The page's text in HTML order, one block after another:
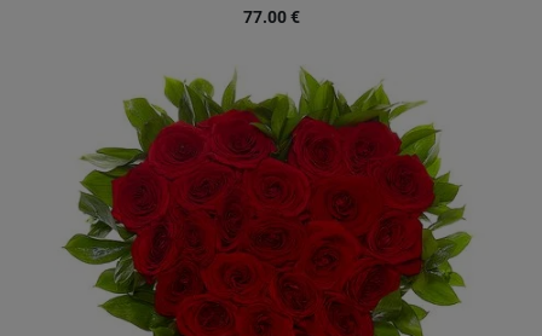
77.00 €